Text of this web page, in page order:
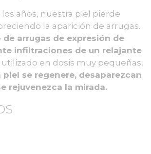
los años, nuestra piel pierde
la aparición de arrugas.
arrugas de expresión de
infiltraciones de un relajante
utilizado en dosis muy pequeñas,
piel se regenere, desaparezcan
rejuvenezca la mirada.